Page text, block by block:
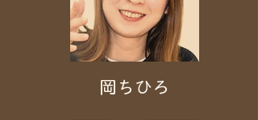
岡ちひろ